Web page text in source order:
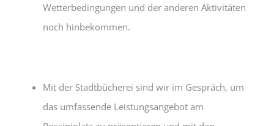
Wetterbedingungen und der anderen Aktivitäten
noch hinbekommen.
Mit der Stadtbücherei sind wir im Gespräch, um
das umfassende Leistungsangebot am